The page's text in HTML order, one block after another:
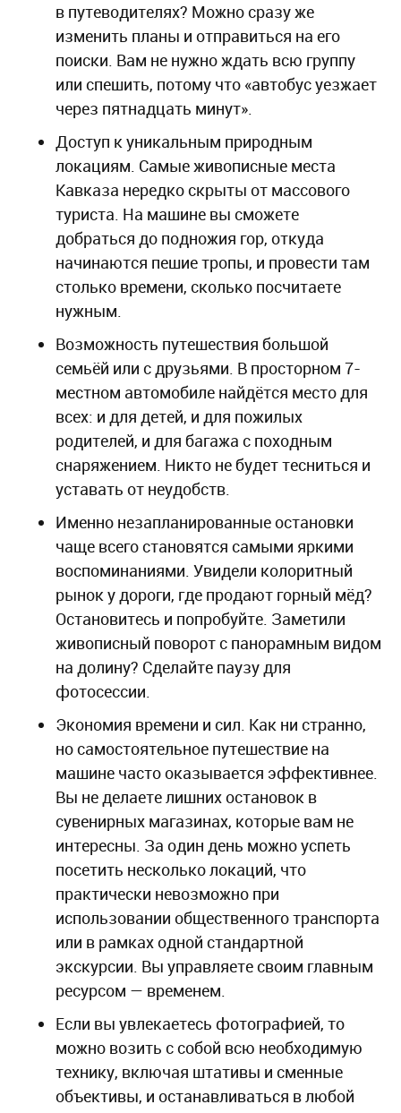
в путеводителях? Можно сразу же
изменить планы и отправиться на его
поиски. Вам не нужно ждать всю группу
или спешить, потому что «автобус уезжает
через пятнадцать минут».
Доступ к уникальным природным
локациям. Самые живописные места
Кавказа нередко скрыты от массового
туриста. На машине вы сможете
добраться до подножия гор, откуда
начинаются пешие тропы, и провести там
столько времени, сколько посчитаете
нужным.
Возможность путешествия большой
семьёй или с друзьями. В просторном 7-
местном автомобиле найдётся место для
всех: и для детей, и для пожилых
родителей, и для багажа с походным
снаряжением. Никто не будет тесниться и
уставать от неудобств.
Именно незапланированные остановки
чаще всего становятся самыми яркими
воспоминаниями. Увидели колоритный
рынок у дороги, где продают горный мёд?
Остановитесь и попробуйте. Заметили
живописный поворот с панорамным видом
на долину? Сделайте паузу для
фотосессии.
Экономия времени и сил. Как ни странно,
но самостоятельное путешествие на
машине часто оказывается эффективнее.
Вы не делаете лишних остановок в
сувенирных магазинах, которые вам не
интересны. За один день можно успеть
посетить несколько локаций, что
практически невозможно при
использовании общественного транспорта
или в рамках одной стандартной
экскурсии. Вы управляете своим главным
ресурсом — временем.
Если вы увлекаетесь фотографией, то
можно возить с собой всю необходимую
технику, включая штативы и сменные
объективы, и останавливаться в любой